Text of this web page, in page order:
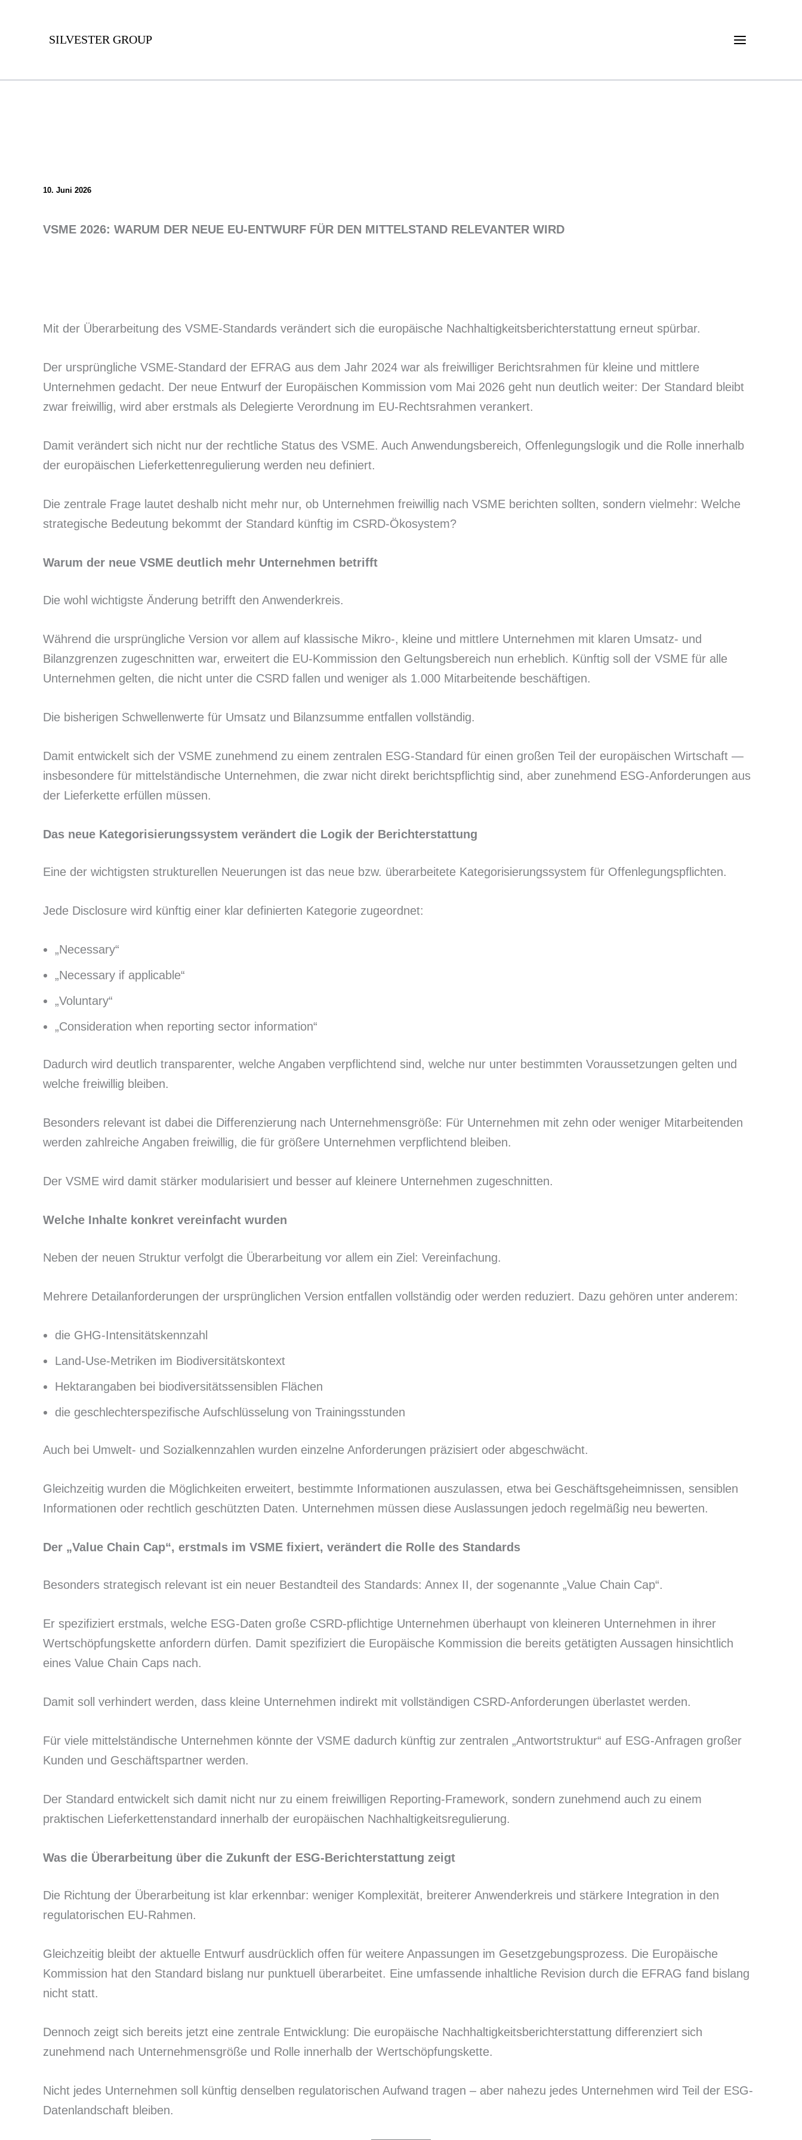
SILVESTER GROUP
10. Juni 2026
VSME 2026: WARUM DER NEUE EU-ENTWURF FÜR DEN MITTELSTAND RELEVANTER WIRD
Mit der Überarbeitung des VSME-Standards verändert sich die europäische Nachhaltigkeitsberichterstattung erneut spürbar.
Der ursprüngliche VSME-Standard der EFRAG aus dem Jahr 2024 war als freiwilliger Berichtsrahmen für kleine und mittlere
Unternehmen gedacht. Der neue Entwurf der Europäischen Kommission vom Mai 2026 geht nun deutlich weiter: Der Standard bleibt
zwar freiwillig, wird aber erstmals als Delegierte Verordnung im EU-Rechtsrahmen verankert.
Damit verändert sich nicht nur der rechtliche Status des VSME. Auch Anwendungsbereich, Offenlegungslogik und die Rolle innerhalb
der europäischen Lieferkettenregulierung werden neu definiert.
Die zentrale Frage lautet deshalb nicht mehr nur, ob Unternehmen freiwillig nach VSME berichten sollten, sondern vielmehr: Welche
strategische Bedeutung bekommt der Standard künftig im CSRD-Ökosystem?
Warum der neue VSME deutlich mehr Unternehmen betrifft
Die wohl wichtigste Änderung betrifft den Anwenderkreis.
Während die ursprüngliche Version vor allem auf klassische Mikro-, kleine und mittlere Unternehmen mit klaren Umsatz- und
Bilanzgrenzen zugeschnitten war, erweitert die EU-Kommission den Geltungsbereich nun erheblich. Künftig soll der VSME für alle
Unternehmen gelten, die nicht unter die CSRD fallen und weniger als 1.000 Mitarbeitende beschäftigen.
Die bisherigen Schwellenwerte für Umsatz und Bilanzsumme entfallen vollständig.
Damit entwickelt sich der VSME zunehmend zu einem zentralen ESG-Standard für einen großen Teil der europäischen Wirtschaft —
insbesondere für mittelständische Unternehmen, die zwar nicht direkt berichtspflichtig sind, aber zunehmend ESG-Anforderungen aus
der Lieferkette erfüllen müssen.
Das neue Kategorisierungssystem verändert die Logik der Berichterstattung
Eine der wichtigsten strukturellen Neuerungen ist das neue bzw. überarbeitete Kategorisierungssystem für Offenlegungspflichten.
Jede Disclosure wird künftig einer klar definierten Kategorie zugeordnet:
„Necessary“
„Necessary if applicable“
„Voluntary“
„Consideration when reporting sector information“
Dadurch wird deutlich transparenter, welche Angaben verpflichtend sind, welche nur unter bestimmten Voraussetzungen gelten und
welche freiwillig bleiben.
Besonders relevant ist dabei die Differenzierung nach Unternehmensgröße: Für Unternehmen mit zehn oder weniger Mitarbeitenden
werden zahlreiche Angaben freiwillig, die für größere Unternehmen verpflichtend bleiben.
Der VSME wird damit stärker modularisiert und besser auf kleinere Unternehmen zugeschnitten.
Welche Inhalte konkret vereinfacht wurden
Neben der neuen Struktur verfolgt die Überarbeitung vor allem ein Ziel: Vereinfachung.
Mehrere Detailanforderungen der ursprünglichen Version entfallen vollständig oder werden reduziert. Dazu gehören unter anderem:
die GHG-Intensitätskennzahl
Land-Use-Metriken im Biodiversitätskontext
Hektarangaben bei biodiversitätssensiblen Flächen
die geschlechterspezifische Aufschlüsselung von Trainingsstunden
Auch bei Umwelt- und Sozialkennzahlen wurden einzelne Anforderungen präzisiert oder abgeschwächt.
Gleichzeitig wurden die Möglichkeiten erweitert, bestimmte Informationen auszulassen, etwa bei Geschäftsgeheimnissen, sensiblen
Informationen oder rechtlich geschützten Daten. Unternehmen müssen diese Auslassungen jedoch regelmäßig neu bewerten.
Der „Value Chain Cap“, erstmals im VSME fixiert, verändert die Rolle des Standards
Besonders strategisch relevant ist ein neuer Bestandteil des Standards: Annex II, der sogenannte „Value Chain Cap“.
Er spezifiziert erstmals, welche ESG-Daten große CSRD-pflichtige Unternehmen überhaupt von kleineren Unternehmen in ihrer
Wertschöpfungskette anfordern dürfen. Damit spezifiziert die Europäische Kommission die bereits getätigten Aussagen hinsichtlich
eines Value Chain Caps nach.
Damit soll verhindert werden, dass kleine Unternehmen indirekt mit vollständigen CSRD-Anforderungen überlastet werden.
Für viele mittelständische Unternehmen könnte der VSME dadurch künftig zur zentralen „Antwortstruktur“ auf ESG-Anfragen großer
Kunden und Geschäftspartner werden.
Der Standard entwickelt sich damit nicht nur zu einem freiwilligen Reporting-Framework, sondern zunehmend auch zu einem
praktischen Lieferkettenstandard innerhalb der europäischen Nachhaltigkeitsregulierung.
Was die Überarbeitung über die Zukunft der ESG-Berichterstattung zeigt
Die Richtung der Überarbeitung ist klar erkennbar: weniger Komplexität, breiterer Anwenderkreis und stärkere Integration in den
regulatorischen EU-Rahmen.
Gleichzeitig bleibt der aktuelle Entwurf ausdrücklich offen für weitere Anpassungen im Gesetzgebungsprozess. Die Europäische
Kommission hat den Standard bislang nur punktuell überarbeitet. Eine umfassende inhaltliche Revision durch die EFRAG fand bislang
nicht statt.
Dennoch zeigt sich bereits jetzt eine zentrale Entwicklung: Die europäische Nachhaltigkeitsberichterstattung differenziert sich
zunehmend nach Unternehmensgröße und Rolle innerhalb der Wertschöpfungskette.
Nicht jedes Unternehmen soll künftig denselben regulatorischen Aufwand tragen – aber nahezu jedes Unternehmen wird Teil der ESG-
Datenlandschaft bleiben.